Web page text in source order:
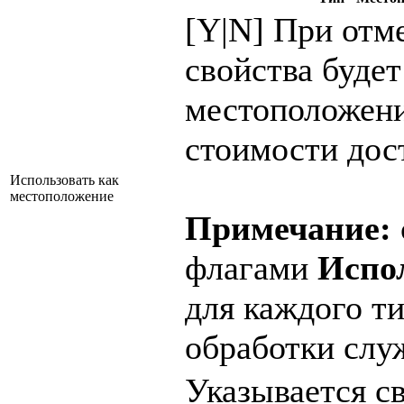
Использовать как
местоположение
[Y|N] При
свойства
стоимости
Примечание:
флагами
для каждого
обработки
Указывается